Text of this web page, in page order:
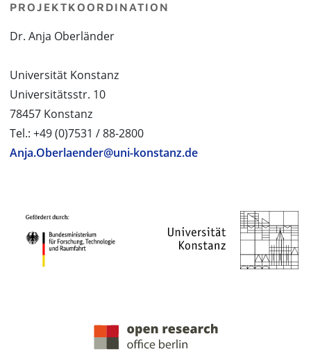
PROJEKTKOORDINATION
Dr. Anja Oberländer
Universität Konstanz
Universitätsstr. 10
78457 Konstanz
Tel.: +49 (0)7531 / 88-2800
Anja.Oberlaender@uni-konstanz.de